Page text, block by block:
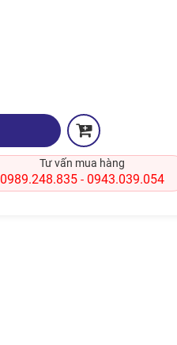
Tư vấn mua hàng
0989.248.835 - 0943.039.054